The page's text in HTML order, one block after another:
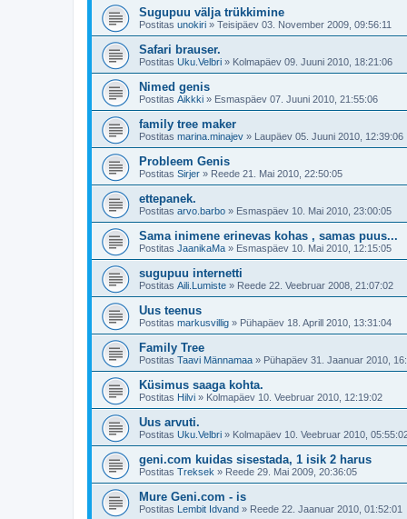
Sugupuu välja trükkimine
Postitas unokiri » Teisipäev 03. November 2009, 09:56:11
Safari brauser.
Postitas Uku.Velbri » Kolmapäev 09. Juuni 2010, 18:21:06
Nimed genis
Postitas Aikkki » Esmaspäev 07. Juuni 2010, 21:55:06
family tree maker
Postitas marina.minajev » Laupäev 05. Juuni 2010, 12:39:06
Probleem Genis
Postitas Sirjer » Reede 21. Mai 2010, 22:50:05
ettepanek.
Postitas arvo.barbo » Esmaspäev 10. Mai 2010, 23:00:05
Sama inimene erinevas kohas , samas puus...
Postitas JaanikaMa » Esmaspäev 10. Mai 2010, 12:15:05
sugupuu internetti
Postitas Aili.Lumiste » Reede 22. Veebruar 2008, 21:07:02
Uus teenus
Postitas markusvillig » Pühapäev 18. Aprill 2010, 13:31:04
Family Tree
Postitas Taavi Männamaa » Pühapäev 31. Jaanuar 2010,
Küsimus saaga kohta.
Postitas Hilvi » Kolmapäev 10. Veebruar 2010, 12:19:02
Uus arvuti.
Postitas Uku.Velbri » Kolmapäev 10. Veebruar 2010,
geni.com kuidas sisestada, 1 isik 2 harus
Postitas Treksek » Reede 29. Mai 2009, 20:36:05
Mure Geni.com - is
Postitas Lembit Idvand » Reede 22. Jaanuar 2010, 01:52:01